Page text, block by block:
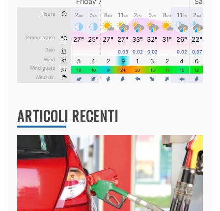
ARTICOLI RECENTI